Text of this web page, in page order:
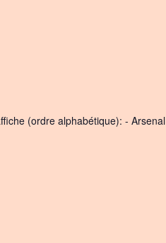
(ordre alphabétique): - Arsenal